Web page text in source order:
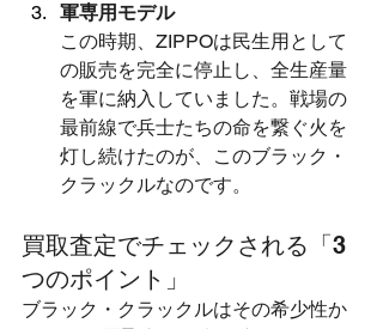
軍専用モデル
この時期、ZIPPOは民生用として
の販売を完全に停止し、全生産量
を軍に納入していました。戦場の
最前線で兵士たちの命を繋ぐ火を
灯し続けたのが、このブラック・
クラックルなのです。
買取査定でチェックされる「3
つのポイント」
ブラック・クラックルはその希少性か